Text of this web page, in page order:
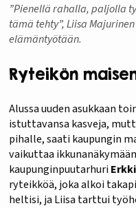
”Pienellä rahalla, paljolla
tämä tehty”, Liisa
elämäntyötään.
Ryteikön
Alussa uuden asukkaan
istuttavansa kasveja,
pihalle, saati kaupungin
vaikuttaa
kaupunginpuutarhuri
ryteikköä, joka alkoi
heltisi, ja Liisa tarttui